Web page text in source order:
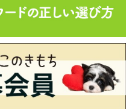
／いぬ・ねこのきもち獣医師
もあります。